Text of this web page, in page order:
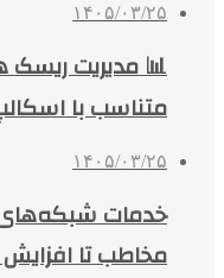
۱۴۰۵/۰۳/۲۵
📊 مدیریت
متناسب با
۱۴۰۵/۰۳/۲۵
مخاطب تا